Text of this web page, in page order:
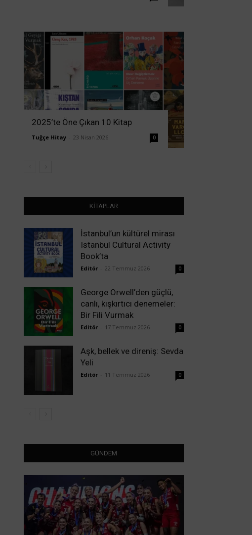
2025’te Öne Çıkan 10 Kitap
Tuğçe Hitay 23 Nisan 2026 0
KİTAPLAR
İstanbul’un kültürel mirası
Istanbul Cultural Activity
Book’ta
Editör 22 Temmuz 2026 0
George Orwell’den güçlü,
canlı, kışkırtıcı denemeler:
Bir Fili Vurmak
Editör 17 Temmuz 2026 0
Aşk, bellek ve direniş: Sevda
Yeli
Editör 11 Temmuz 2026 0
GÜNDEM